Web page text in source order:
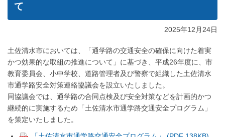
て
2025年12月24日
土佐清水市においては、「通学路の交通安全の確保に向けた着実
かつ効果的な取組の推進について」に基づき、平成26年度に、市
教育委員会、小中学校、道路管理者及び警察で組織した土佐清水
市通学路安全対策連絡協議会を設立いたしました。
同協議会では、通学路の合同点検及び安全対策などを計画的かつ
継続的に実施するため「土佐清水市通学路交通安全プログラム」
を策定いたしました。